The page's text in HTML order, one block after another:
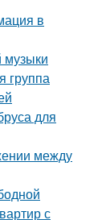
в
музыки
группа
для
между
с